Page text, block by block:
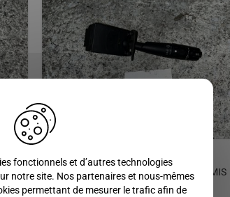
(
Commodo essuie glace / TOUT LES
VEHICULES DE VOITURE SANS PERMIS
fonctionnels et d’autres technologies
notre site. Nos partenaires et nous-mêmes
permettant de mesurer le trafic afin de